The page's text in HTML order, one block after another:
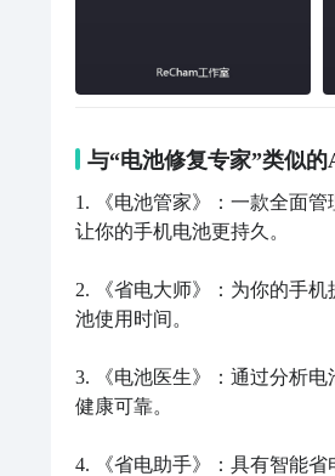
与“电池修复专家”类似的
1. 《电池管家》：一款全面
让你的手机电池更持久。
2. 《省电大师》：为你的手
池使用时间。
3. 《电池医生》：通过分析
健康可靠。
4. 《省电助手》：具有智能